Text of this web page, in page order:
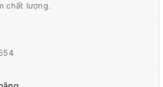
chất lượng.